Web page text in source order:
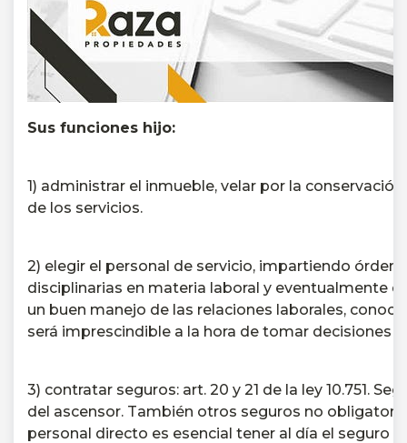
Sus funciones hijo:
1) administrar el inmueble, velar por la
de los servicios.
2) elegir el personal de servicio, impartiendo
disciplinarias en materia laboral y eventualmente
un buen manejo de las relaciones laborales,
será imprescindible a la hora de tomar decisiones
3) contratar seguros: art. 20 y 21 de la ley 10.751.
del ascensor. También otros seguros no
personal directo es esencial tener al día el seguro